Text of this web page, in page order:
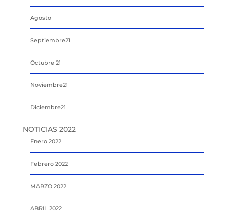
Agosto
Septiembre21
Octubre 21
Noviembre21
Diciembre21
NOTICIAS 2022
Enero 2022
Febrero 2022
MARZO 2022
ABRIL 2022